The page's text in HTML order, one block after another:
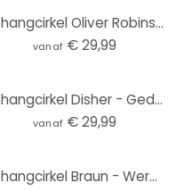
Behangcirkel Oliver Robins - Boomhut Feestje - vliesbehang/zelfklevend vliesbehang
vanaf € 29,99
Behangcirkel Disher - Gedroogde Bloemen - vliesbehang/zelfklevend vliesbehang
vanaf € 29,99
Behangcirkel Braun - Wereldkaart - vliesbehang/zelfklevend vliesbehang